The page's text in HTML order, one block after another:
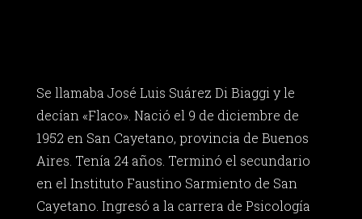
Se llamaba José Luis Suárez Di Biaggi y le
decían «Flaco». Nació el 9 de diciembre de
1952 en San Cayetano, provincia de Buenos
Aires. Tenía 24 años. Terminó el secundario
en el Instituto Faustino Sarmiento de San
Cayetano. Ingresó a la carrera de Psicología